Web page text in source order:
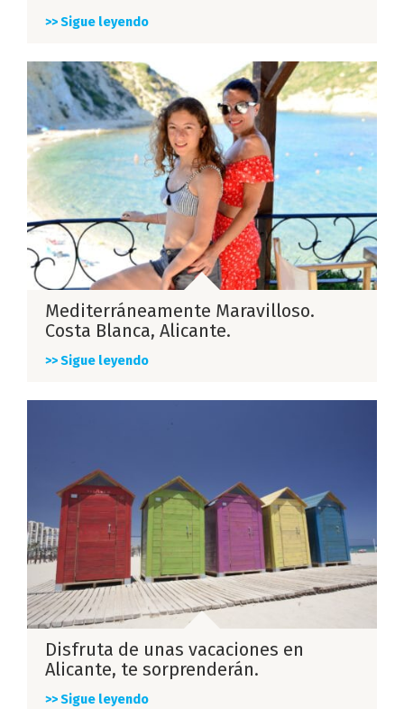
>> Sigue leyendo
Mediterráneamente Maravilloso.
Costa Blanca, Alicante.
>> Sigue leyendo
Disfruta de unas vacaciones en
Alicante, te sorprenderán.
>> Sigue leyendo